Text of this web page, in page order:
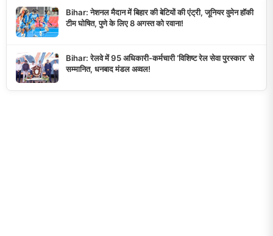
Bihar: नेशनल मैदान में बिहार की बेटियों की एंट्री, जूनियर वुमेन हॉकी
टीम घोषित, पुणे के लिए 8 अगस्त को रवाना!
Bihar: रेलवे में 95 अधिकारी-कर्मचारी ‘विशिष्ट रेल सेवा पुरस्कार’ से
सम्मानित, धनबाद मंडल अव्वल!